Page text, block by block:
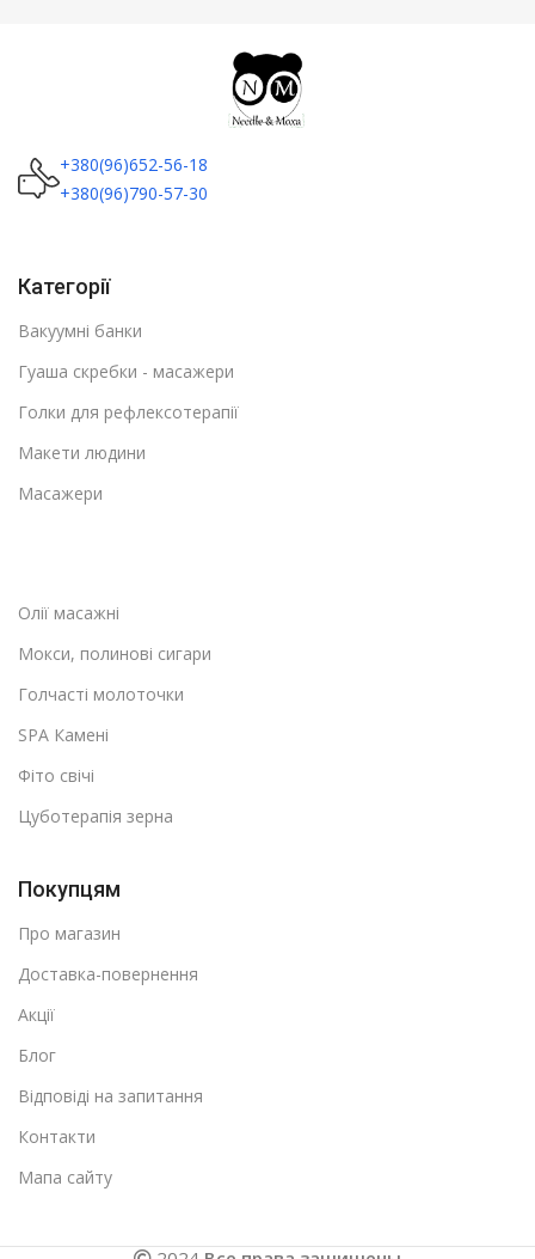
+380(96)652-56-18
+380(96)790-57-30
Категорії
Вакуумні банки
Гуаша скребки - масажери
Голки для рефлексотерапії
Макети людини
Масажери
Олії масажні
Мокси, полинові сигари
Голчасті молоточки
SPA Камені
Фіто свічі
Цуботерапія зерна
Покупцям
Про магазин
Доставка-повернення
Акції
Блог
Відповіді на запитання
Контакти
Мапа сайту